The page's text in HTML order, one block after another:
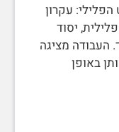
עקרון
יסוד
העבודה מציגה
באופן